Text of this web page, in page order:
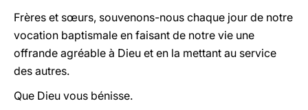
Frères et sœurs, souvenons-nous chaque jour de notre
vocation baptismale en faisant de notre vie une
offrande agréable à Dieu et en la mettant au service
des autres.
Que Dieu vous bénisse.